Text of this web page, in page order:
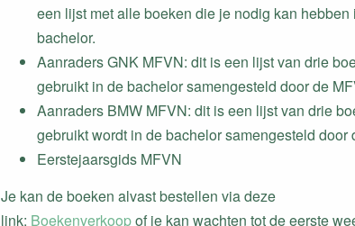
een lijst met alle boeken die je nodig kan hebben
bachelor.
Aanraders GNK MFVN: dit is een lijst van drie
gebruikt in de bachelor samengesteld door de
Aanraders BMW MFVN: dit is een lijst van drie
gebruikt wordt in de bachelor samengesteld door
Eerstejaarsgids MFVN
Je kan de boeken alvast bestellen via deze
link: Boekenverkoopof je kan wachten tot de eerste